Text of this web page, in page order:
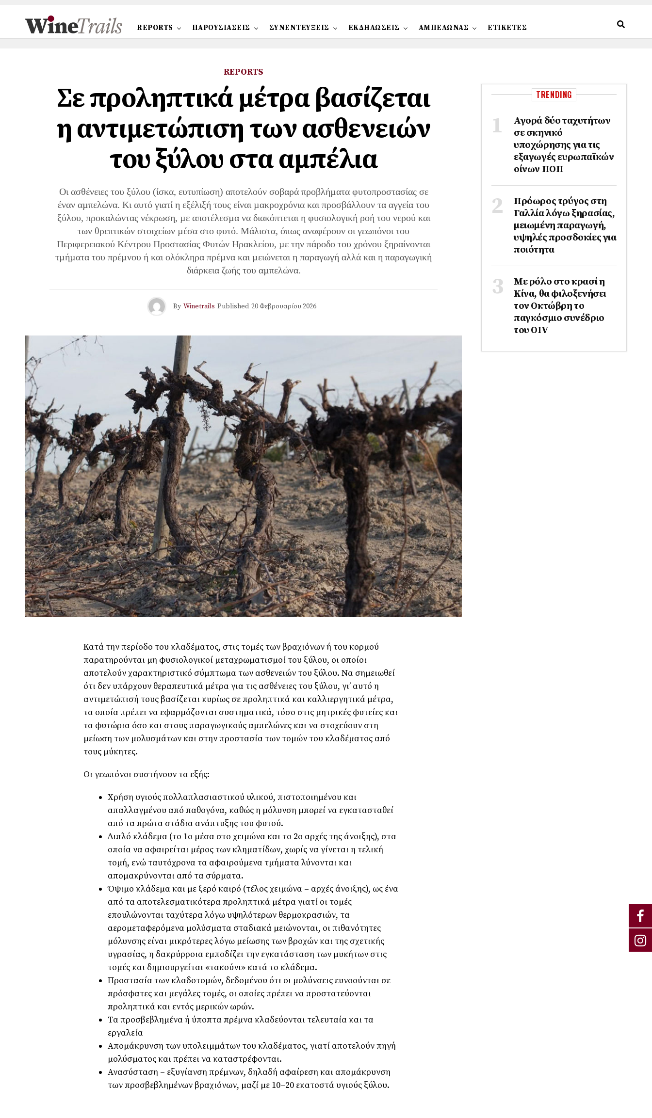
REPORTS ΠΑΡΟΥΣΙΑΣΕΙΣ ΣΥΝΕΝΤΕΥΞΕΙΣ ΕΚΔΗΛΩΣΕΙΣ ΑΜΠΕΛΩΝΑΣ ΕΤΙΚΕΤΕΣ
REPORTS
Σε προληπτικά μέτρα βασίζεται
η αντιμετώπιση των ασθενειών
του ξύλου στα αμπέλια
Οι ασθένειες του ξύλου (ίσκα, ευτυπίωση) αποτελούν σοβαρά προβλήµατα φυτοπροστασίας σε
έναν αµπελώνα. Κι αυτό γιατί η εξέλιξή τους είναι µακροχρόνια και προσβάλλουν τα αγγεία του
ξύλου, προκαλώντας νέκρωση, µε αποτέλεσµα να διακόπτεται η φυσιολογική ροή του νερού και
των θρεπτικών στοιχείων µέσα στο φυτό. Μάλιστα, όπως αναφέρουν οι γεωπόνοι του
Περιφερειακού Κέντρου Προστασίας Φυτών Ηρακλείου, µε την πάροδο του χρόνου ξηραίνονται
τµήµατα του πρέµνου ή και ολόκληρα πρέµνα και µειώνεται η παραγωγή αλλά και η παραγωγική
διάρκεια ζωής του αµπελώνα.
By Winetrails Published 20 Φεβρουαρίου 2026
Κατά την περίοδο του κλαδέµατος, στις τοµές των βραχιόνων ή του κορµού
παρατηρούνται µη φυσιολογικοί µεταχρωµατισµοί του ξύλου, οι οποίοι
αποτελούν χαρακτηριστικό σύµπτωµα των ασθενειών του ξύλου. Να σηµειωθεί
ότι δεν υπάρχουν θεραπευτικά µέτρα για τις ασθένειες του ξύλου, γι’ αυτό η
αντιµετώπισή τους βασίζεται κυρίως σε προληπτικά και καλλιεργητικά µέτρα,
τα οποία πρέπει να εφαρµόζονται συστηµατικά, τόσο στις µητρικές φυτείες και
τα φυτώρια όσο και στους παραγωγικούς αµπελώνες και να στοχεύουν στη
µείωση των µολυσµάτων και στην προστασία των τοµών του κλαδέµατος από
τους µύκητες.
Οι γεωπόνοι συστήνουν τα εξής:
Χρήση υγιούς πολλαπλασιαστικού υλικού, πιστοποιηµένου και
απαλλαγµένου από παθογόνα, καθώς η µόλυνση µπορεί να εγκατασταθεί
από τα πρώτα στάδια ανάπτυξης του φυτού.
∆ιπλό κλάδεµα (το 1ο µέσα στο χειµώνα και το 2ο αρχές της άνοιξης), στα
οποία να αφαιρείται µέρος των κληµατίδων, χωρίς να γίνεται η τελική
τοµή, ενώ ταυτόχρονα τα αφαιρούµενα τµήµατα λύνονται και
αποµακρύνονται από τα σύρµατα.
Όψιµο κλάδεµα και µε ξερό καιρό (τέλος χειµώνα – αρχές άνοιξης), ως ένα
από τα αποτελεσµατικότερα προληπτικά µέτρα γιατί οι τοµές
επουλώνονται ταχύτερα λόγω υψηλότερων θερµοκρασιών, τα
αεροµεταφερόµενα µολύσµατα σταδιακά µειώνονται, οι πιθανότητες
µόλυνσης είναι µικρότερες λόγω µείωσης των βροχών και της σχετικής
υγρασίας, η δακρύρροια εµποδίζει την εγκατάσταση των µυκήτων στις
τοµές και δηµιουργείται «τακούνι» κατά το κλάδεµα.
Προστασία των κλαδοτοµών, δεδοµένου ότι οι µολύνσεις ευνοούνται σε
πρόσφατες και µεγάλες τοµές, οι οποίες πρέπει να προστατεύονται
προληπτικά και εντός µερικών ωρών.
Τα προσβεβληµένα ή ύποπτα πρέµνα κλαδεύονται τελευταία και τα
εργαλεία
Αποµάκρυνση των υπολειµµάτων του κλαδέµατος, γιατί αποτελούν πηγή
µολύσµατος και πρέπει να καταστρέφονται.
Ανασύσταση – εξυγίανση πρέµνων, δηλαδή αφαίρεση και αποµάκρυνση
των προσβεβληµένων βραχιόνων, µαζί µε 10–20 εκατοστά υγιούς ξύλου.
TRENDING
Αγορά δύο ταχυτήτων
σε σκηνικό
υποχώρησης για τις
εξαγωγές ευρωπαϊκών
οίνων ΠΟΠ
Πρόωρος τρύγος στη
Γαλλία λόγω ξηρασίας,
μειωμένη παραγωγή,
υψηλές προσδοκίες για
ποιότητα
Με ρόλο στο κρασί η
Κίνα, θα φιλοξενήσει
τον Οκτώβρη το
παγκόσμιο συνέδριο
του ΟΙV